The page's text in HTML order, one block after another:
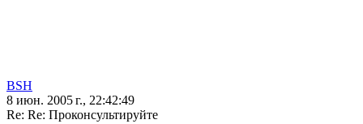
BSH
8 июн. 2005 г., 22:42:49
Re: Re: Проконсультируйте